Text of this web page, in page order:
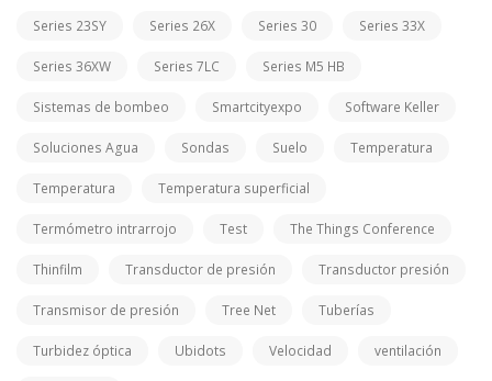
Series 23SY Series 26X Series 30 Series 33X
Series 36XW Series 7LC Series M5 HB
Sistemas de bombeo Smartcityexpo Software Keller
Soluciones Agua Sondas Suelo Temperatura
Temperatura Temperatura superficial
Termómetro intrarrojo Test The Things Conference
Thinfilm Transductor de presión Transductor presión
Transmisor de presión Tree Net Tuberías
Turbidez óptica Ubidots Velocidad ventilación